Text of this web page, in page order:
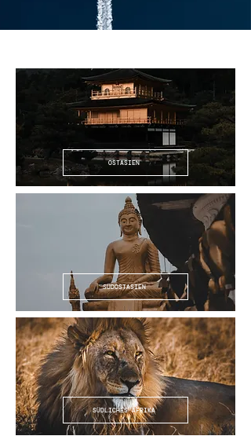
OSTASIEN
SÜDOSTASIEN
SÜDLICHES AFRIKA